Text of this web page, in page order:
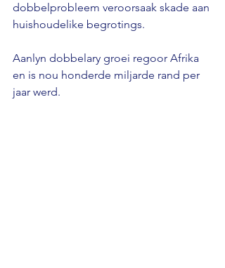
dobbelprobleem veroorsaak skade aan
huishoudelike begrotings.
Aanlyn dobbelary groei regoor Afrika
en is nou honderde miljarde rand per
jaar werd.